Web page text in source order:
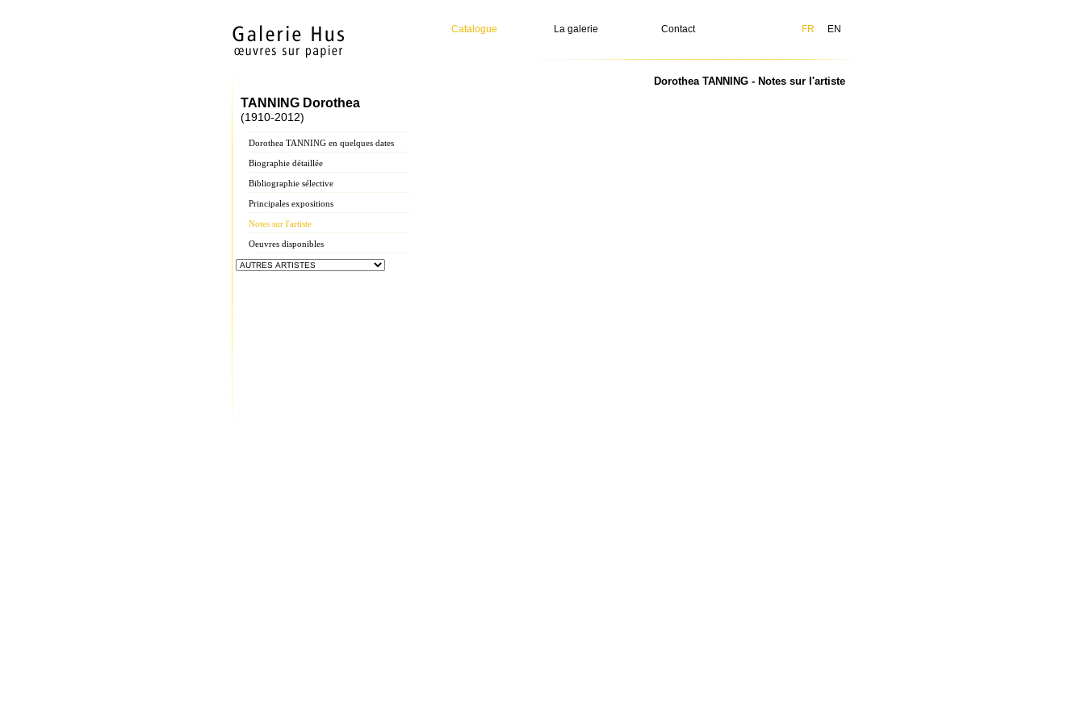
Catalogue La galerie Contact FR EN
TANNING Dorothea
(1910-2012)
Dorothea TANNING en quelques dates
Biographie détaillée
Bibliographie sélective
Principales expositions
Notes sur l'artiste
Oeuvres disponibles
Dorothea TANNING - Notes sur l'artiste